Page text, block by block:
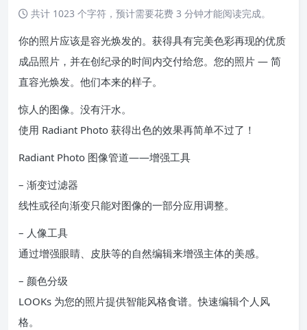
共计 1023 个字符，预计需要花费 3 分钟才能阅读完成。
你的照片应该是容光焕发的。获得具有完美色彩再现的优质
成品照片，并在创纪录的时间内交付给您。您的照片 — 简
直容光焕发。他们本来的样子。
惊人的图像。没有汗水。
使用 Radiant Photo 获得出色的效果再简单不过了！
Radiant Photo 图像管道——增强工具
– 渐变过滤器
线性或径向渐变只能对图像的一部分应用调整。
– 人像工具
通过增强眼睛、皮肤等的自然编辑来增强主体的美感。
– 颜色分级
LOOKs 为您的照片提供智能风格食谱。快速编辑个人风
格。